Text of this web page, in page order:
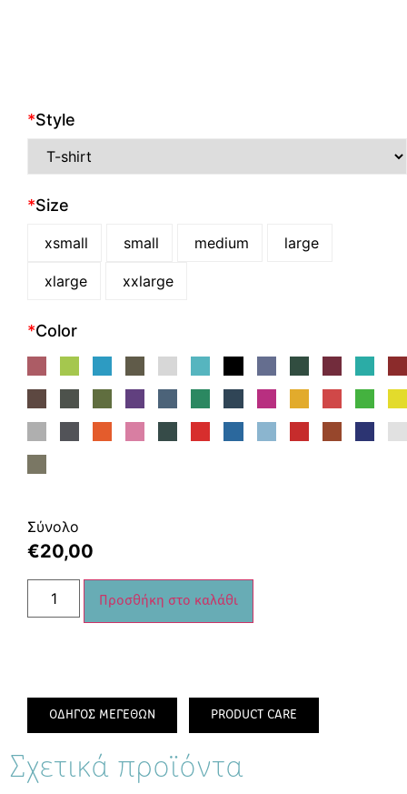
*Style
*Size
xsmall small medium large
xlarge xxlarge
*Color
Σύνολο
€20,00
Προσθήκη στο καλάθι
ΟΔΗΓΟΣ ΜΕΓΕΘΩΝ PRODUCT CARE
Σχετικά προϊόντα